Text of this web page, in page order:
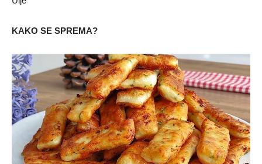
KAKO SE SPREMA?